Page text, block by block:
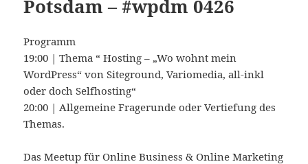
Potsdam – #wpdm 0426
Programm
19:00 | Thema “ Hosting – „Wo wohnt mein
WordPress“ von Siteground, Variomedia, all-inkl
oder doch Selfhosting“
20:00 | Allgemeine Fragerunde oder Vertiefung des
Themas.
Das Meetup für Online Business & Online Marketing